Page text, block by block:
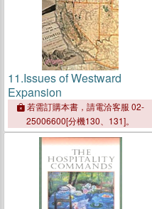
11.Issues of Westward
Expansion
若需訂購本書，請電洽客服 02-
25006600[分機130、131]。